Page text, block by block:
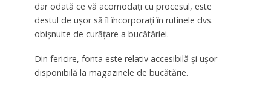
dar odată ce vă acomodați cu procesul, este
destul de ușor să îl încorporați în rutinele dvs.
obișnuite de curățare a bucătăriei.
Din fericire, fonta este relativ accesibilă și ușor
disponibilă la magazinele de bucătărie.